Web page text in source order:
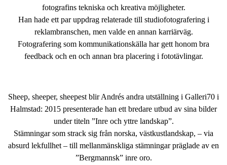
fotografins tekniska och kreativa möjligheter.
Han hade ett par uppdrag relaterade till studiofotografering i
reklambranschen, men valde en annan karriärväg.
Fotografering som kommunikationskälla har gett honom bra
feedback och en och annan bra placering i fototävlingar.
Sheep, sheeper, sheepest blir Andrés andra utställning i Galleri70 i
Halmstad: 2015 presenterade han ett bredare utbud av sina bilder
under titeln ”Inre och yttre landskap”.
Stämningar som strack sig från norska, västkustlandskap, – via
absurd lekfullhet – till mellanmänskliga stämningar präglade av en
”Bergmannsk” inre oro.